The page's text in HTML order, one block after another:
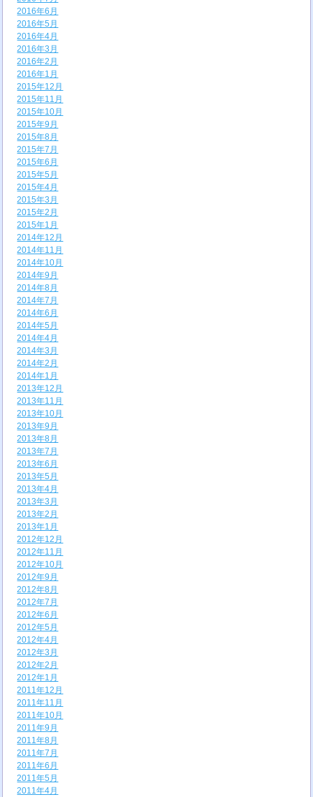
2016年6月
2016年5月
2016年4月
2016年3月
2016年2月
2016年1月
2015年12月
2015年11月
2015年10月
2015年9月
2015年8月
2015年7月
2015年6月
2015年5月
2015年4月
2015年3月
2015年2月
2015年1月
2014年12月
2014年11月
2014年10月
2014年9月
2014年8月
2014年7月
2014年6月
2014年5月
2014年4月
2014年3月
2014年2月
2014年1月
2013年12月
2013年11月
2013年10月
2013年9月
2013年8月
2013年7月
2013年6月
2013年5月
2013年4月
2013年3月
2013年2月
2013年1月
2012年12月
2012年11月
2012年10月
2012年9月
2012年8月
2012年7月
2012年6月
2012年5月
2012年4月
2012年3月
2012年2月
2012年1月
2011年12月
2011年11月
2011年10月
2011年9月
2011年8月
2011年7月
2011年6月
2011年5月
2011年4月